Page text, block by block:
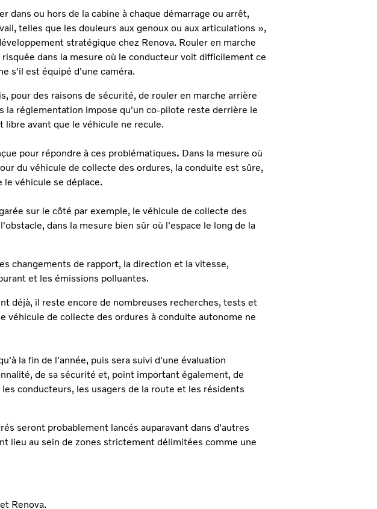
dans ou hors de la cabine à chaque démarrage ou arrêt,
telles que les douleurs aux genoux ou aux articulations »,
stratégique chez Renova. Rouler en marche
dans la mesure où le conducteur voit difficilement ce
s'il est équipé d'une caméra.
pour des raisons de sécurité, de rouler en marche arrière
la réglementation impose qu'un co-pilote reste derrière le
libre avant que le véhicule ne recule.
pour répondre à ces problématiques. Dans la mesure où
du véhicule de collecte des ordures, la conduite est sûre,
véhicule se déplace.
sur le côté par exemple, le véhicule de collecte des
dans la mesure bien sûr où l'espace le long de la
changements de rapport, la direction et la vitesse,
et les émissions polluantes.
déjà, il reste encore de nombreuses recherches, tests et
véhicule de collecte des ordures à conduite autonome ne
la fin de l'année, puis sera suivi d'une évaluation
de sa sécurité et, point important également, de
conducteurs, les usagers de la route et les résidents
seront probablement lancés auparavant dans d'autres
lieu au sein de zones strictement délimitées comme une
Renova.